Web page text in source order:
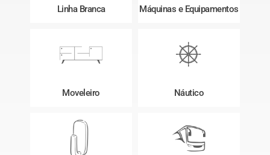
Linha Branca Máquinas e Equipamentos
Moveleiro Náutico